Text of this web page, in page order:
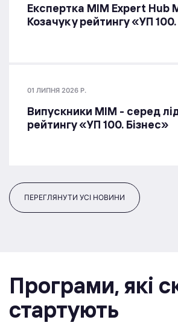
Експертка MIM Expert Hub
Козачук у рейтингу «УП
01 ЛИПНЯ 2026 Р.
Випускники МІМ - серед
рейтингу «УП 100. Бізнес»
ПЕРЕГЛЯНУТИ УСІ НОВИНИ
Програми, якi
стартують